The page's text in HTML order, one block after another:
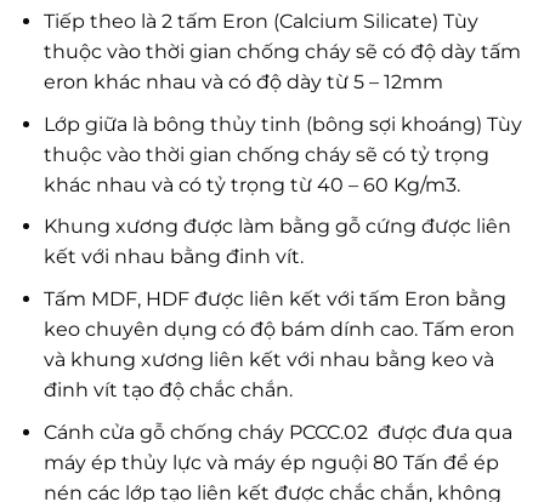
Tiếp theo là 2 tấm Eron (Calcium Silicate) Tùy
thuộc vào thời gian chống cháy sẽ có độ dày tấm
eron khác nhau và có độ dày từ 5 – 12mm
Lớp giữa là bông thủy tinh (bông sợi khoáng) Tùy
thuộc vào thời gian chống cháy sẽ có tỷ trọng
khác nhau và có tỷ trọng từ 40 – 60 Kg/m3.
Khung xương được làm bằng gỗ cứng được liên
kết với nhau bằng đinh vít.
Tấm MDF, HDF được liên kết với tấm Eron bằng
keo chuyên dụng có độ bám dính cao. Tấm eron
và khung xương liên kết với nhau bằng keo và
đinh vít tạo độ chắc chắn.
Cánh cửa gỗ chống cháy PCCC.02 được đưa qua
máy ép thủy lực và máy ép nguội 80 Tấn để ép
nén các lớp tạo liên kết được chắc chắn, không